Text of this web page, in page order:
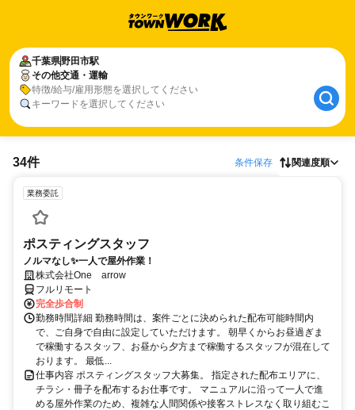
千葉県野田市駅
その他交通・運輸
特徴/給与/雇用形態を選択してください
キーワードを選択してください
34件 条件保存 関連度順
業務委託
ポスティングスタッフ
ノルマなし✨一人で屋外作業！
株式会社One arrow
フルリモート
完全歩合制
勤務時間詳細 勤務時間は、案件ごとに決められた配布可能時間内
で、ご自身で自由に設定していただけます。 朝早くからお昼過ぎま
で稼働するスタッフ、お昼から夕方まで稼働するスタッフが混在して
おります。 最低...
仕事内容 ポスティングスタッフ大募集。 指定された配布エリアに、
チラシ・冊子を配布するお仕事です。 マニュアルに沿って一人で進
める屋外作業のため、複雑な人間関係や接客ストレスなく取り組むこ